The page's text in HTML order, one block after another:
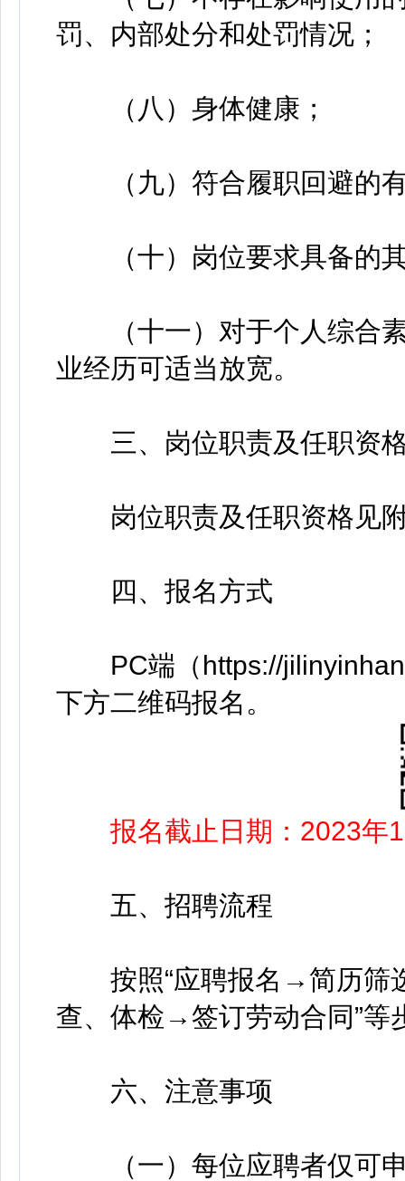
罚、内部处分和处罚情况；
（八）身体健康；
（九）符合履职回避的
（十）岗位要求具备的
（十一）对于个人综合素
业经历可适当放宽。
三、岗位职责及任职资
岗位职责及任职资格见
四、报名方式
PC端（https://
下方二维码报名。
报名截止日期：2023年
五、招聘流程
按照“应聘报名→简历筛
查、体检→签订劳动合同”等
六、注意事项
（一）每位应聘者仅可申